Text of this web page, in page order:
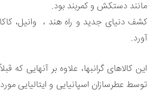
مانند دستکش و کمربند بود.
کشف دنیای جدید و راه هند ، وانیل،
آورد.
این کالاهای گرانبها، علاوه بر آنهایی که
توسط عطرسازان اسپانیایی و ایتالیایی